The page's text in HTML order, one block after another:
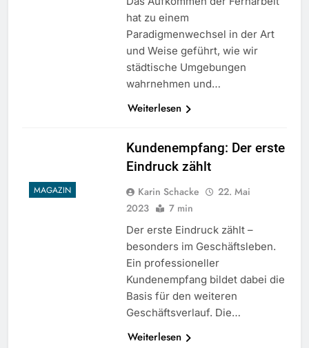
hat zu einem
Paradigmenwechsel in der Art
und Weise geführt, wie wir
städtische Umgebungen
wahrnehmen und…
Weiterlesen
MAGAZIN
Kundenempfang: Der erste
Eindruck zählt
Karin Schacke
22. Mai
2023
7 min
Der erste Eindruck zählt –
besonders im Geschäftsleben.
Ein professioneller
Kundenempfang bildet dabei die
Basis für den weiteren
Geschäftsverlauf. Die…
Weiterlesen